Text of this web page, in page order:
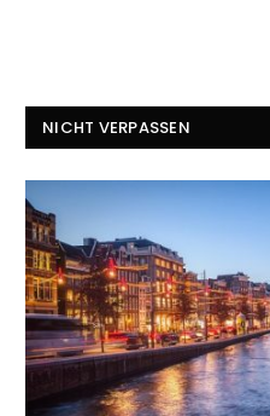
NICHT VERPASSEN